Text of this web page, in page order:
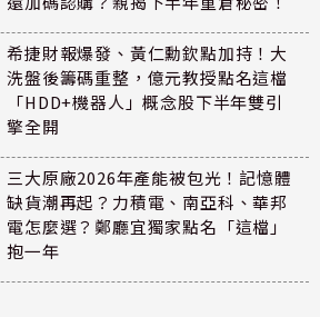
希捷財報爆發、黃仁勳欽點加持！大
洗盤後籌碼重整，億元教授點名這檔
「HDD+機器人」概念股下半年雙引
擎全開
三大原廠2026年產能被包光！記憶體
缺貨潮再起？力積電、南亞科、華邦
電怎麼選？鄭廳宜獨家點名「這檔」
抱一年